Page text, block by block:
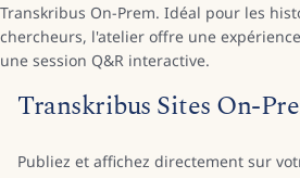
Transkribus On-Prem. Idéal pour les
chercheurs, l'atelier offre une
une session Q&R interactive.
Transkribus Sites On-
Publiez et affichez directement sur